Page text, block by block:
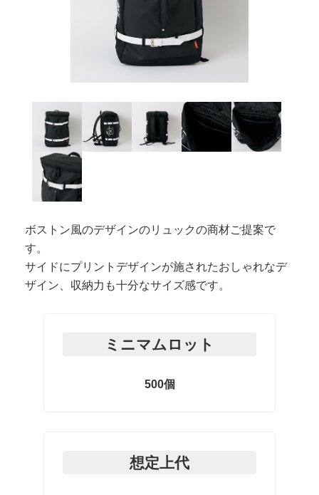
ボストン風のデザインのリュックの商材ご提案で
す。
サイドにプリントデザインが施されたおしゃれなデ
ザイン、収納力も十分なサイズ感です。
ミニマムロット
500個
想定上代